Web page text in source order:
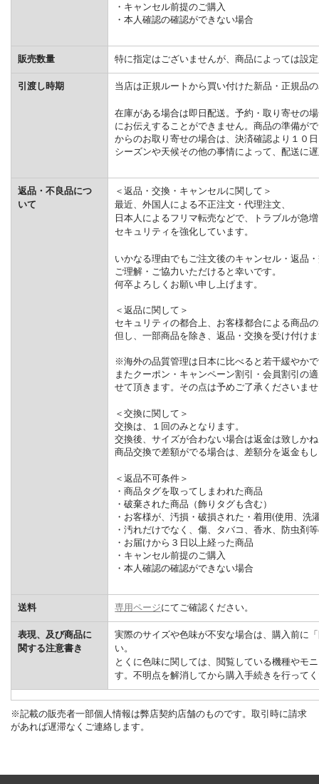
・キャンセル前提のご購入
・本人確認の確認ができない場合
販売数量 特に指定はございませんが、商品によっては設
引渡し時期 当店は正規ルートから買い付けた新品・正規品
在庫がある場合は即日配送。予約・取り寄せの
にお伝えすることができません。商品の準備が
からのお取り寄せの場合は、決済確認より１０
シーズンや天候その他の事情によって、配送に
返品・不良品につ
いて
＜返品・交換・キャンセルに関して＞
最近、外国人による不正注文・代理注文、
日本人によるフリマ転売などで、トラブルが急
セキュリティを強化しています。
いかなる理由でもご注文後のキャンセル・返品
ご理解・ご協力いただけると幸いです。
何卒よろしくお願い申し上げます。
＜返品に関して＞
セキュリティの都合上、お客様都合による商品
但し、一部商品を除き、返品・交換を受け付け
※海外の品質管理は日本に比べると若干緩やか
またクーポン・キャンペーン割引・会員割引の
せて頂きます。その点は予めご了承くださいま
＜交換に関して＞
交換は、１回のみとなります。
交換後、サイズが合わない場合は返金は致しか
商品交換で差額がでる場合は、差額分を返金も
＜返品不可条件＞
・商品タグを取ってしまわれた商品
・破棄された商品（飾りタグも含む）
・お客様が、汚損・破損された・着用(使用、洗
・汚れだけでなく、傷、タバコ、香水、防虫剤
・お届けから３日以上経った商品
・キャンセル前提のご購入
・本人確認の確認ができない場合
送料 専用ページにてご確認ください。
表現、及び商品に
関する注意書き
実際のサイズや色味が不安な場合は、購入前に
い。
とくに色味に関しては、閲覧している機種やモ
す。不明点を解消してから購入手続きを行って
※記載の販売者一部個人情報は弊店契約店舗のものです。取引時に請求
があれば遅滞なくご連絡します。